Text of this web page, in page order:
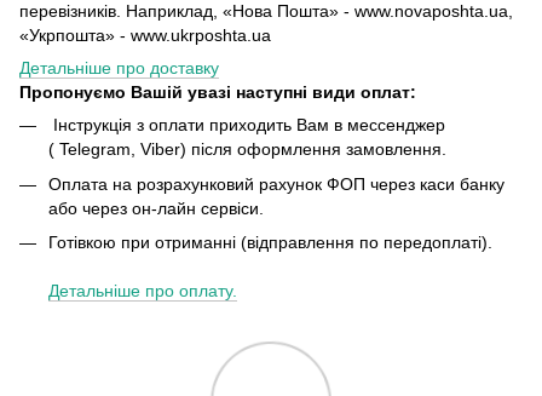
перевізників. Наприклад, «Нова Пошта» - www.novaposhta.ua,
«Укрпошта» - www.ukrposhta.ua
Детальніше про доставку
Пропонуємо Вашій увазі наступні види оплат:
Інструкція з оплати приходить Вам в мессенджер
( Telegram, Viber) після оформлення замовлення.
Оплата на розрахунковий рахунок ФОП через каси банку
або через он-лайн сервіси.
Готівкою при отриманні (відправлення по передоплаті).
Детальніше про оплату.